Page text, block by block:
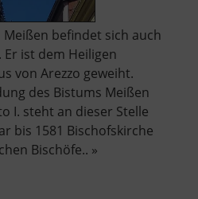
befindet sich auch
ist dem Heiligen
von Arezzo geweiht.
des Bistums Meißen
I. steht an dieser Stelle
bis 1581 Bischofskirche
Bischöfe.. »